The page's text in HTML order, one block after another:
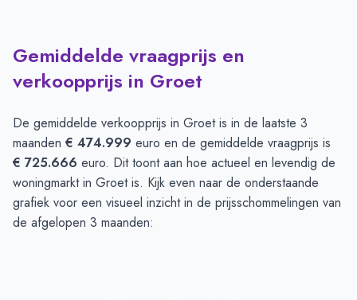
Gemiddelde vraagprijs en
verkoopprijs in Groet
De gemiddelde verkoopprijs in Groetis in de laatste 3
maanden € 474.999 euro en de gemiddelde vraagprijs is
€ 725.666 euro. Dit toont aan hoe actueel en levendig de
woningmarkt in Groet is. Kijk even naar de onderstaande
grafiek voor een visueel inzicht in de prijsschommelingen van
de afgelopen 3 maanden: